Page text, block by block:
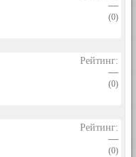
—
(0)
Рейтинг:
—
(0)
Рейтинг:
—
(0)